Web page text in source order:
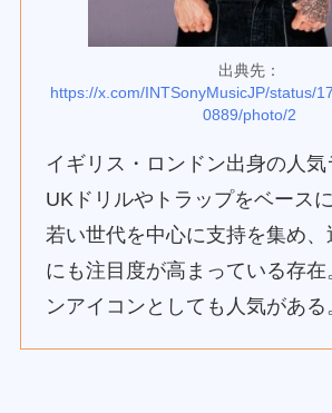
出典先：
https://x.com/INTSonyMusicJP/status/
0889/photo/2
イギリス・ロンドン出身の人気
UKドリルやトラップをベース
若い世代を中心に支持を集め
にも注目度が高まっている存在
ンアイコンとしても人気がある